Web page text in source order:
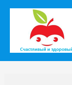
Перейти
содержимому